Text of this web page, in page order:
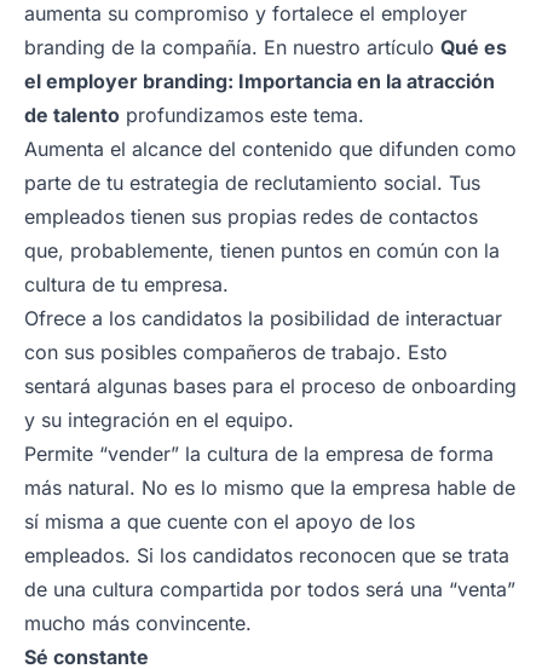
aumenta su compromiso y fortalece el employer
branding de la compañía. En nuestro artículo Qué es
el employer branding: Importancia en la atracción
de talento profundizamos este tema.
Aumenta el alcance del contenido que difunden como
parte de tu estrategia de reclutamiento social. Tus
empleados tienen sus propias redes de contactos
que, probablemente, tienen puntos en común con la
cultura de tu empresa.
Ofrece a los candidatos la posibilidad de interactuar
con sus posibles compañeros de trabajo. Esto
sentará algunas bases para el proceso de onboarding
y su integración en el equipo.
Permite “vender” la cultura de la empresa de forma
más natural. No es lo mismo que la empresa hable de
sí misma a que cuente con el apoyo de los
empleados. Si los candidatos reconocen que se trata
de una cultura compartida por todos será una “venta”
mucho más convincente.
Sé constante